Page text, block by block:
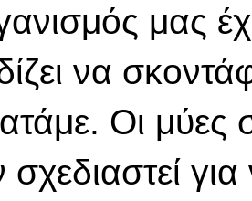
μας
να
Οι μύες
σχεδιαστεί